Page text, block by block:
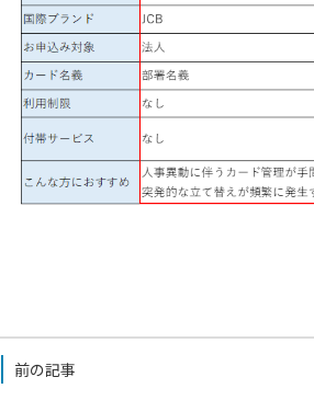
前の記事